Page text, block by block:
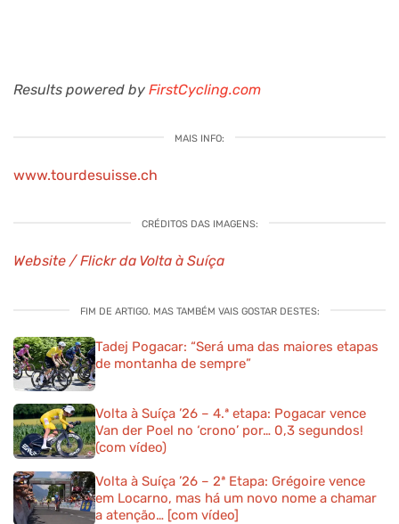
Results powered by FirstCycling.com
MAIS INFO:
www.tourdesuisse.ch
CRÉDITOS DAS IMAGENS:
Website / Flickr da Volta à Suíça
FIM DE ARTIGO. MAS TAMBÉM VAIS GOSTAR DESTES:
Tadej Pogacar: “Será uma das maiores etapas
de montanha de sempre”
Volta à Suíça ’26 – 4.ª etapa: Pogacar vence
Van der Poel no ‘crono’ por… 0,3 segundos!
(com vídeo)
Volta à Suíça ’26 – 2ª Etapa: Grégoire vence
em Locarno, mas há um novo nome a chamar
a atenção… [com vídeo]